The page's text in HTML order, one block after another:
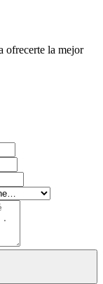
ofrecerte la mejor